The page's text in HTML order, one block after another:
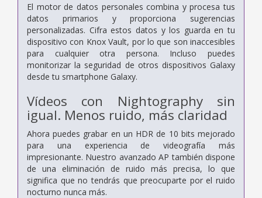
El motor de datos personales combina y procesa tus
datos primarios y proporciona sugerencias
personalizadas. Cifra estos datos y los guarda en tu
dispositivo con Knox Vault, por lo que son inaccesibles
para cualquier otra persona. Incluso puedes
monitorizar la seguridad de otros dispositivos Galaxy
desde tu smartphone Galaxy.
Vídeos con Nightography sin
igual. Menos ruido, más claridad
Ahora puedes grabar en un HDR de 10 bits mejorado
para una experiencia de videografía más
impresionante. Nuestro avanzado AP también dispone
de una eliminación de ruido más precisa, lo que
significa que no tendrás que preocuparte por el ruido
nocturno nunca más.